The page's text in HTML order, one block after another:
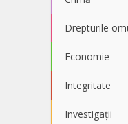
Drepturile
Economie
Integritate
Investigații